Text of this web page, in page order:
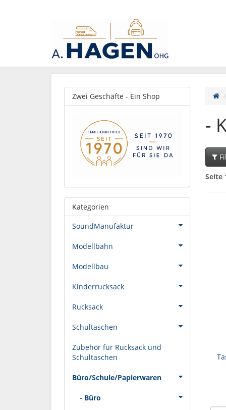
-
Seite
Zwei Geschäfte - Ein Shop
Kategorien
SoundManufaktur
Modellbahn
Modellbau
Kinderrucksack
Rucksack
Schultaschen
Zubehör für Rucksack und
Schultaschen
Büro/Schule/Papierwaren
- Büro